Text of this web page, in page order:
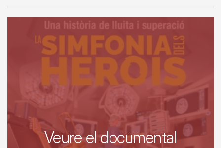
Veure el documental